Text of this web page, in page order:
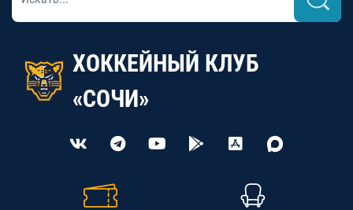
ХОККЕЙНЫЙ КЛУБ
«СОЧИ»